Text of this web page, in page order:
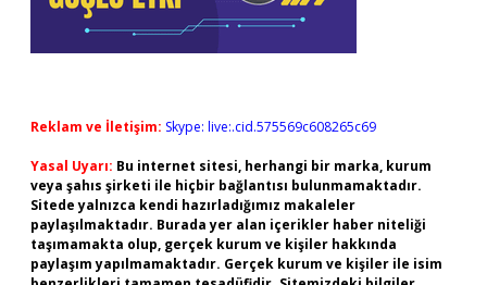
Reklam ve İletişim: Skype: live:.cid.575569c608265c69
Yasal Uyarı: Bu internet sitesi, herhangi bir marka, kurum
veya şahıs şirketi ile hiçbir bağlantısı bulunmamaktadır.
Sitede yalnızca kendi hazırladığımız makaleler
paylaşılmaktadır. Burada yer alan içerikler haber niteliği
taşımamakta olup, gerçek kurum ve kişiler hakkında
paylaşım yapılmamaktadır. Gerçek kurum ve kişiler ile isim